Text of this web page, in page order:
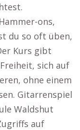
ons,
du so oft üben,
Kurs gibt
sich auf
ohne einem
Gitarrenspiel
Waldshut
auf